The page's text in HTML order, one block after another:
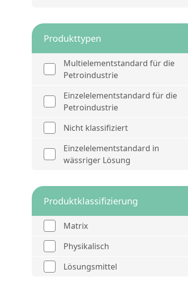
Produkttypen
Multielementstandard für die
Petroindustrie
Einzelelementstandard für die
Petroindustrie
Nicht klassifiziert
Einzelelementstandard in
wässriger Lösung
Produktklassifizierung
Matrix
Physikalisch
Lösungsmittel